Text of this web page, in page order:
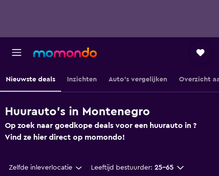
Nieuwste deals Inzichten Auto's vergelijken Overzicht
Huurauto's in Montenegro
Op zoek naar goedkope deals voor een huurauto in ?
Vind ze hier direct op momondo!
Zelfde inleverlocatie Leeftijd bestuurder: 25-65